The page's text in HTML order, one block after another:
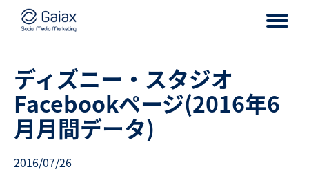
ディズニー・スタジオ
Facebookページ(2016年6
月月間データ)
2016/07/26